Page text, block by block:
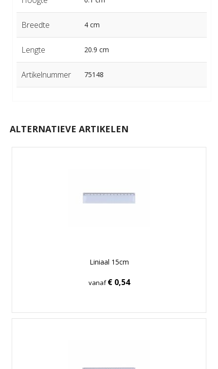
Breedte 4 cm
Lengte 20.9 cm
Artikelnummer 75148
ALTERNATIEVE ARTIKELEN
Liniaal 15cm
vanaf€ 0,54